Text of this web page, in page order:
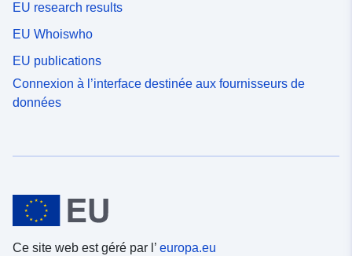
EU research results
EU Whoiswho
EU publications
Connexion à l’interface destinée aux fournisseurs de
données
Ce site web est géré par l’ europa.eu